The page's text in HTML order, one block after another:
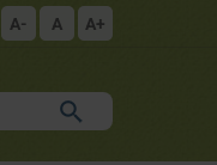
A- A A+